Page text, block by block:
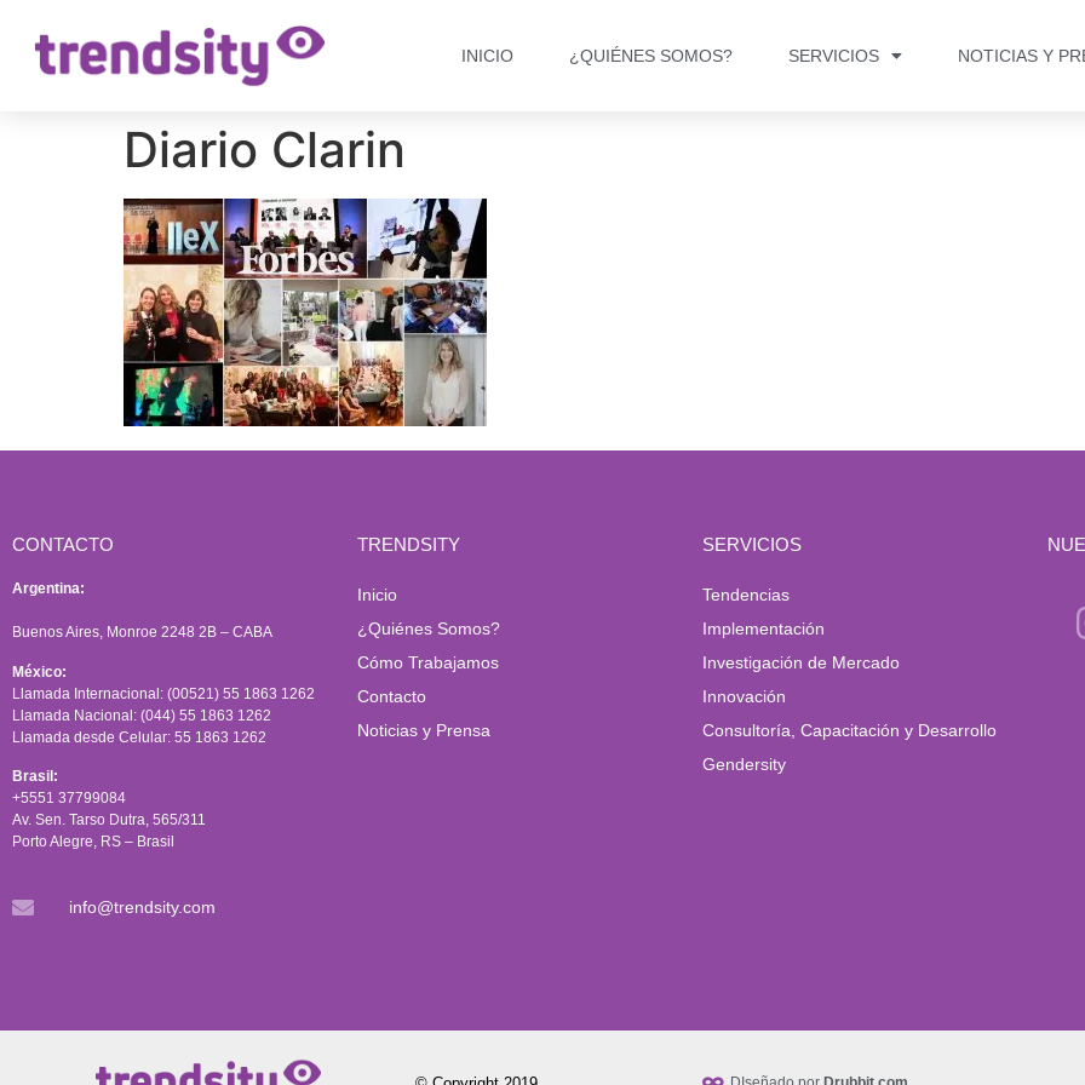
INICIO ¿QUIÉNES SOMOS? SERVICIOS NOTICIAS Y
Diario Clarin
CONTACTO
Argentina:
Buenos Aires, Monroe 2248 2B – CABA
México:
Llamada Internacional: (00521) 55 1863 1262
Llamada Nacional: (044) 55 1863 1262
Llamada desde Celular: 55 1863 1262
Brasil:
+5551 37799084
Av. Sen. Tarso Dutra, 565/311
Porto Alegre, RS – Brasil
info@trendsity.com
TRENDSITY
Inicio
¿Quiénes Somos?
Cómo Trabajamos
Contacto
Noticias y Prensa
SERVICIOS
Tendencias
Implementación
Investigación de Mercado
Innovación
Consultoría, Capacitación y Desarrollo
Gendersity